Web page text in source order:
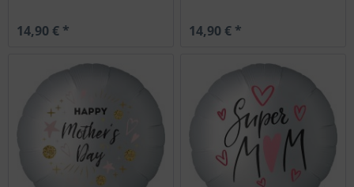
14,90 € * 14,90 € *